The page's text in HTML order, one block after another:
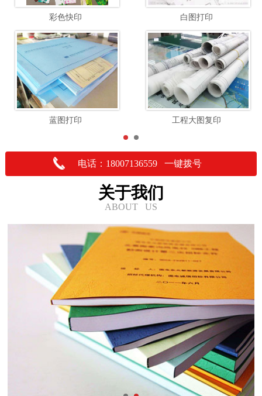
彩色快印 白图打印
蓝图打印 工程大图复印
电话：18007136559 一键拨号
关于我们
ABOUT US